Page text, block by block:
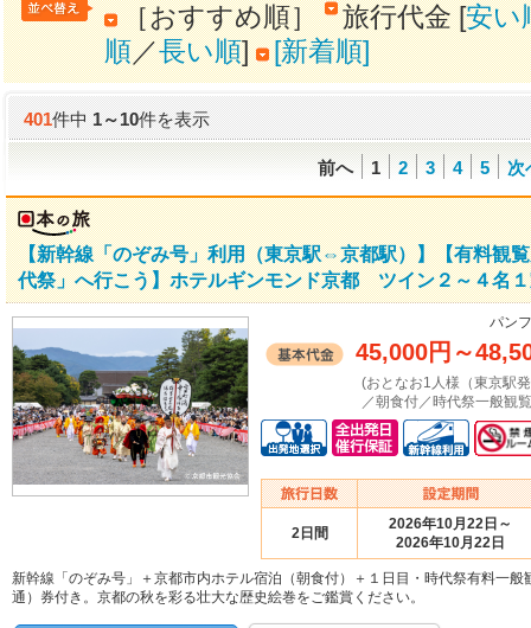
［おすすめ順］ 旅行代金 [安い
順／長い順] [新着順]
401件中1～10件を表示
前へ 1 2 3 4 5 次
【新幹線「のぞみ号」利用（東京駅⇔京都駅）】【有料
代祭」へ行こう】ホテルギンモンド京都 ツイン２～４名
パン
45,000円 ～
(おとなお1人様（東京駅
／朝食付／時代祭一般観
2日間
2026年10月22日～
2026年10月22日
新幹線「のぞみ号」＋京都市内ホテル宿泊（朝食付）＋１日目・時代祭有料一般
通）券付き。京都の秋を彩る壮大な歴史絵巻をご鑑賞ください。